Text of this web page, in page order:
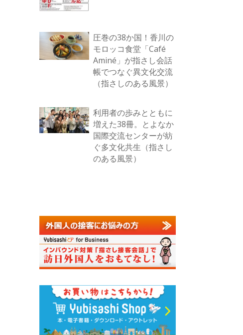
圧巻の38か国！香川の
モロッコ食堂「Café
Aminé」が指さし会話
帳でつなぐ異文化交流
（指さしのある風景）
利用者の歩みとともに
増えた38冊。とよなか
国際交流センターが紡
ぐ多文化共生（指さし
のある風景）